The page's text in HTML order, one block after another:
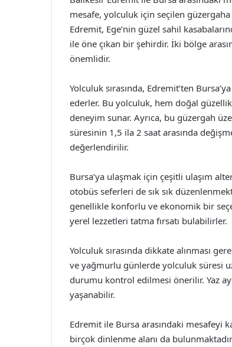
mesafe, yolculuk için seçilen
Edremit, Ege’nin güzel sahil
ile öne çıkan bir şehirdir. İki bölge
önemlidir.
Yolculuk sırasında, Edremit’ten
ederler. Bu yolculuk, hem doğal
deneyim sunar. Ayrıca, bu güzergah
süresinin 1,5 ila 2 saat arasında
değerlendirilir.
Bursa’ya ulaşmak için çeşitli ulaşım
otobüs seferleri de sık sık
genellikle konforlu ve ekonomik bir
yerel lezzetleri tatma fırsatı bulabilirler.
Yolculuk sırasında dikkate alınması
ve yağmurlu günlerde yolculuk süresi
durumu kontrol edilmesi önerilir. Yaz
yaşanabilir.
Edremit ile Bursa arasındaki mesafeyi
birçok dinlenme alanı da